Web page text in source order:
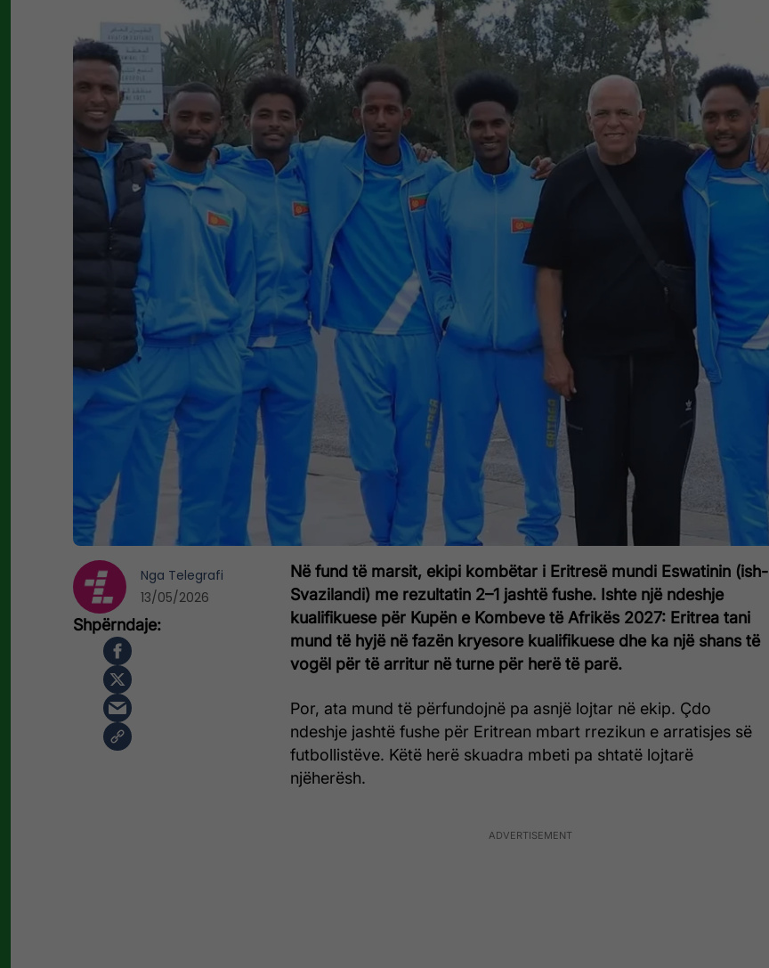
Në fund të marsit, ekipi kombëtar i Eritresë mundi Eswatinin (ish-
Svazilandi) me rezultatin 2–1 jashtë fushe. Ishte një ndeshje
kualifikuese për Kupën e Kombeve të Afrikës 2027: Eritrea tani
mund të hyjë në fazën kryesore kualifikuese dhe ka një shans të
vogël për të arritur në turne për herë të parë.
Por, ata mund të përfundojnë pa asnjë lojtar në ekip. Çdo
ndeshje jashtë fushe për Eritrean mbart rrezikun e arratisjes së
futbollistëve. Këtë herë skuadra mbeti pa shtatë lojtarë
njëherësh.
Nga Telegrafi
13/05/2026